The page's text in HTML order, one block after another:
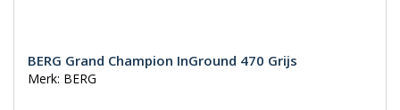
BERG Grand Champion InGround 470 Grijs
Merk: BERG